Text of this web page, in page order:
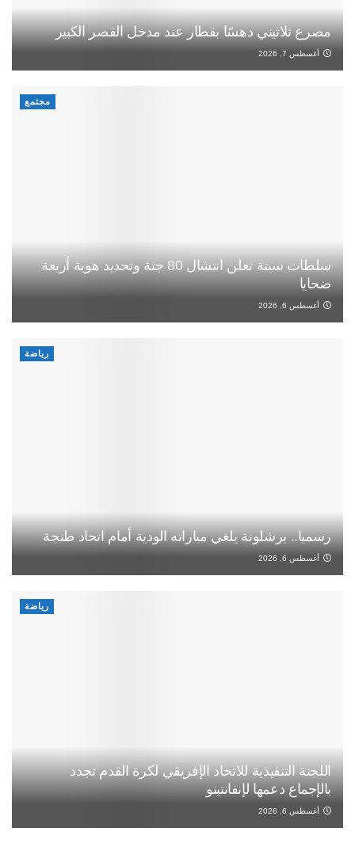
مصرع ثلاثيني دهسًا بقطار عند مدخل القصر الكبير
أغسطس 7, 2026
مجتمع
سلطات سبتة تعلن انتشال 80 جثة وتحديد هوية أربعة
ضحايا
أغسطس 6, 2026
رياضة
رسميا.. برشلونة يلغي مباراته الودية أمام اتحاد طنجة
أغسطس 6, 2026
رياضة
اللجنة التنفيذية للاتحاد الإفريقي لكرة القدم تجدد
بالإجماع دعمها لإنفانتينو
أغسطس 6, 2026